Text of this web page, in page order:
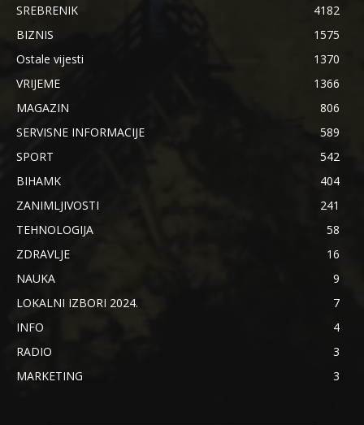
SREBRENIK
4182
BIZNIS
1575
Ostale vijesti
1370
VRIJEME
1366
MAGAZIN
806
SERVISNE INFORMACIJE
589
SPORT
542
BIHAMK
404
ZANIMLJIVOSTI
241
TEHNOLOGIJA
58
ZDRAVLJE
16
NAUKA
9
LOKALNI IZBORI 2024.
7
INFO
4
RADIO
3
MARKETING
3